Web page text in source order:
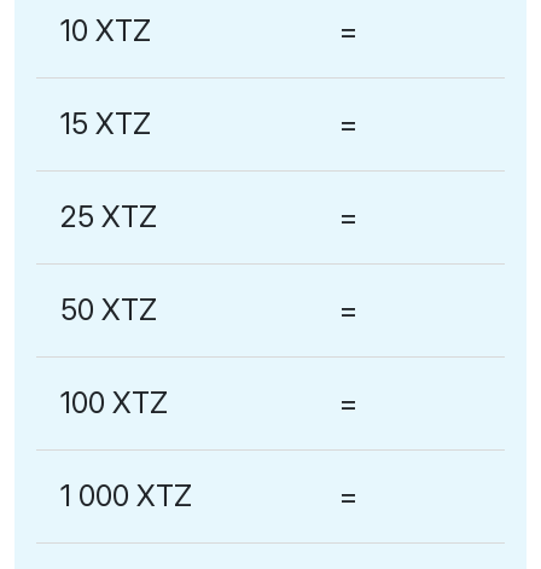
10 XTZ =
15 XTZ =
25 XTZ =
50 XTZ =
100 XTZ =
1 000 XTZ =